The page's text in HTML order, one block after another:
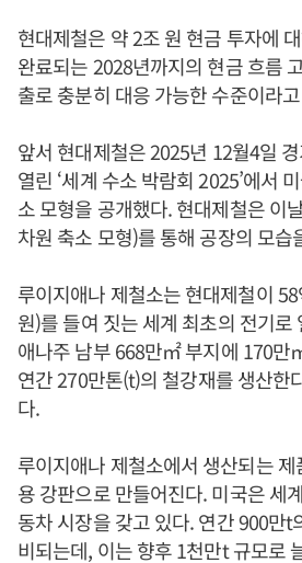
현대제철은 약 2조 원 현금 투자에
완료되는 2028년까지의 현금 흐름
출로 충분히 대응 가능한 수준이라
앞서 현대제철은 2025년 12월4일
열린 ‘세계 수소 박람회 2025’에서
소 모형을 공개했다. 현대제철은 이
차원 축소 모형)를 통해 공장의 모습
루이지애나 제철소는 현대제철이
원)를 들여 짓는 세계 최초의 전기로
애나주 남부 668만㎡ 부지에 170만
연간 270만톤(t)의 철강재를 생산한
다.
루이지애나 제철소에서 생산되는
용 강판으로 만들어진다. 미국은 세
동차 시장을 갖고 있다. 연간 900만t
비되는데, 이는 향후 1천만t 규모로